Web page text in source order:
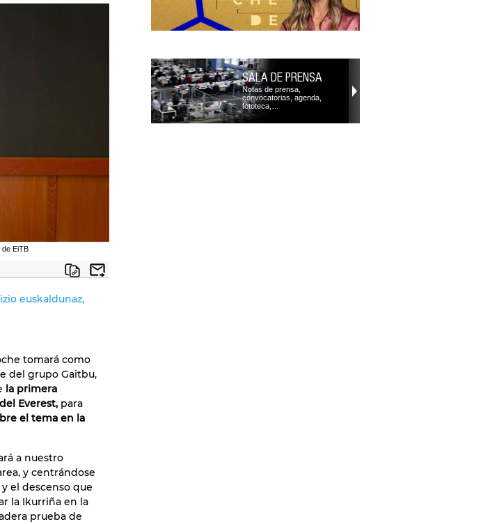
de EiTB
euskaldunaz,
tomará como
del grupo Gaitbu,
la primera
Everest, para
el tema en la
a nuestro
y centrándose
el descenso que
la Ikurriña en la
prueba de
SALA DE PRENSA
Notas de prensa,
convocatorias, agenda,
fototeca,…